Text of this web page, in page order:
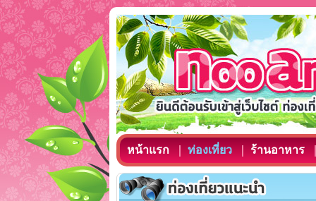
หน้าแรก ท่องเที่ยว ร้านอาหาร